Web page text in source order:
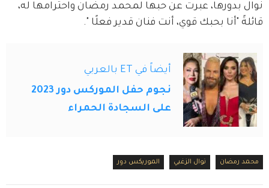
نوال بدورها، عبرت عن حبها لمحمد رمضان واحترامها له،
قائلةً "أنا بحبك قوي، أنت فنان قدير فعلًا ".
أيضاً في ET بالعربي
نجوم حفل الموركس دور 2023
على السجادة الحمراء
محمد رمضان نوال الزغبي الموريكس دور